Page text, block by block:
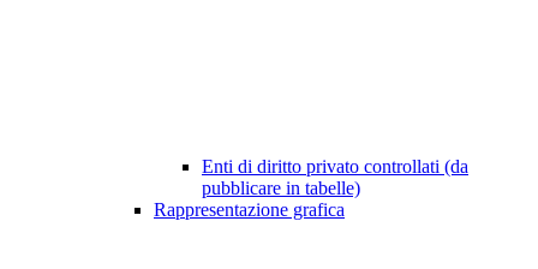
Enti di diritto privato controllati (da
pubblicare in tabelle)
Rappresentazione grafica